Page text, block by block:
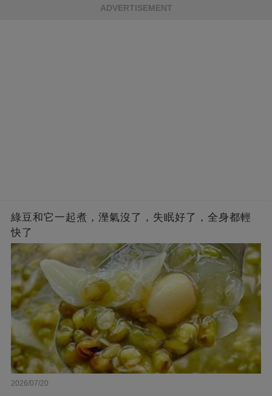
ADVERTISEMENT
綠豆和它一起煮，溼氣沒了，失眠好了，全身都輕
快了
2026/07/20